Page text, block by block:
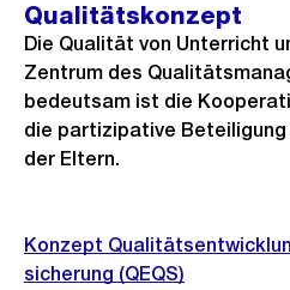
Qualitätskonzept
Die Qualität von Unterricht
Zentrum des
bedeutsam ist die
die partizipative Beteiligung
der Eltern.
Konzept
sicherung (QEQS)